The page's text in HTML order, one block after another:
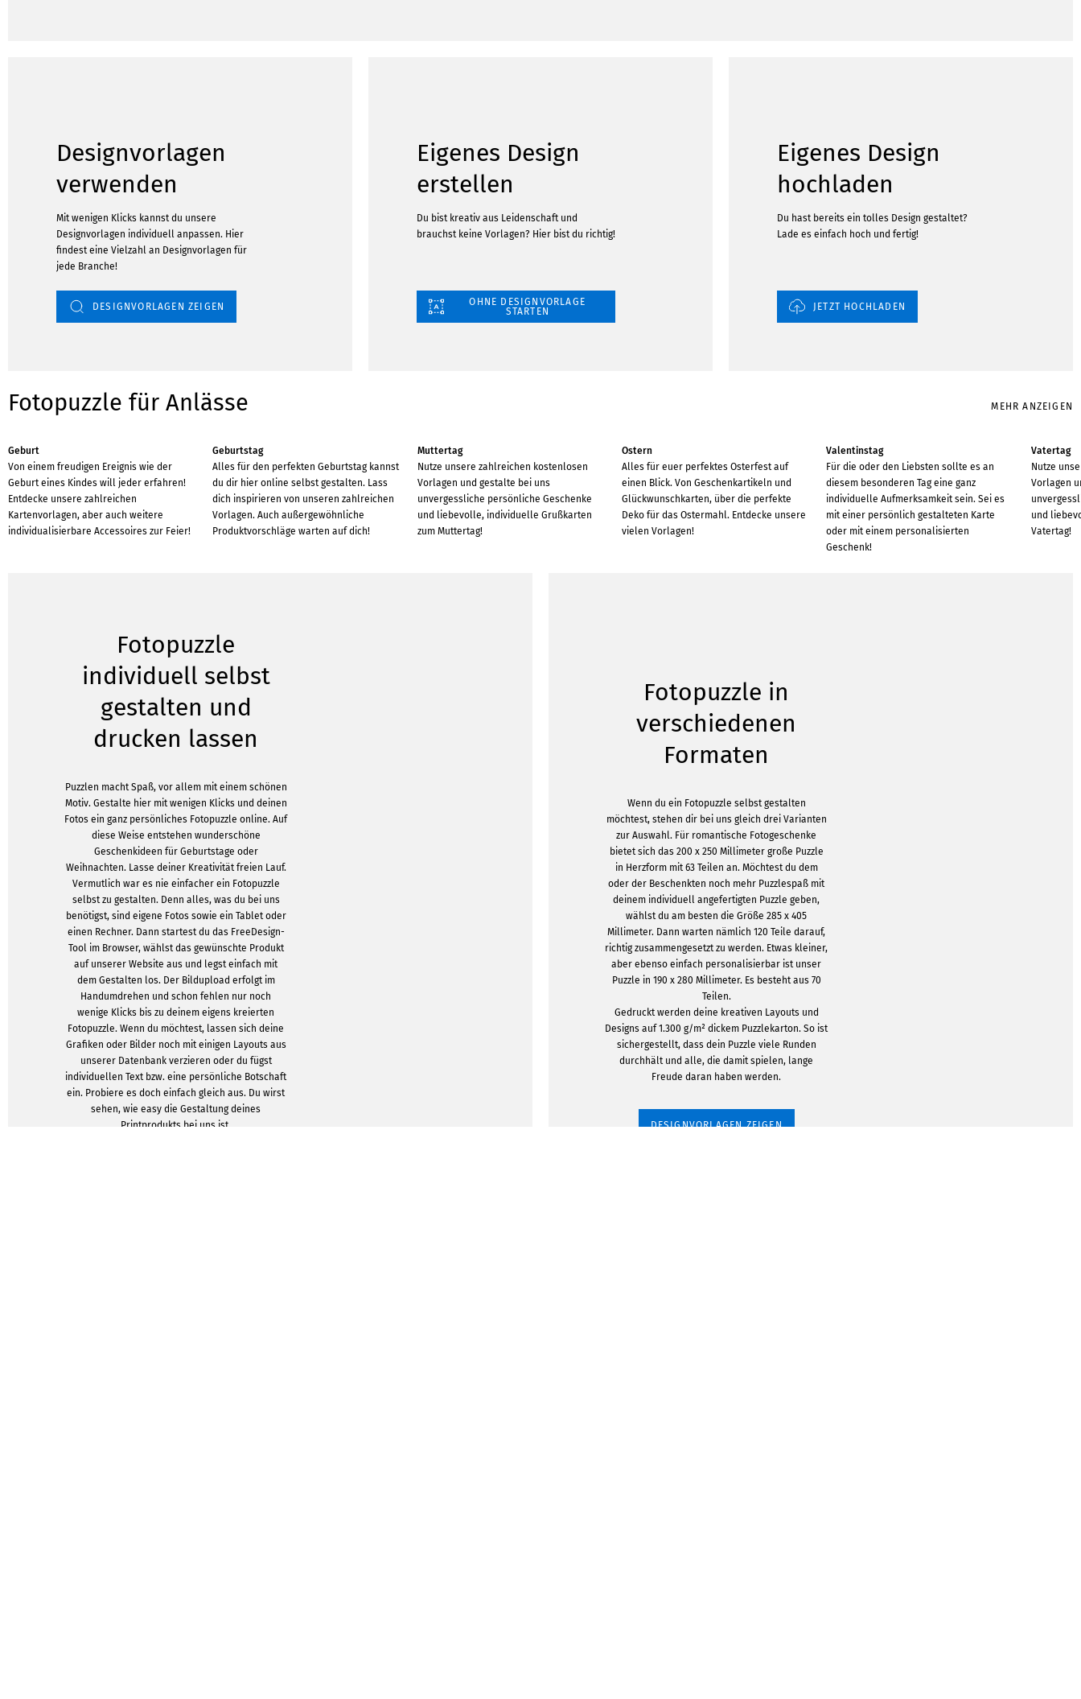
Designvorlagen
verwenden
Mit wenigen Klicks kannst du unsere
Designvorlagen individuell anpassen. Hier
findest eine Vielzahl an Designvorlagen für
jede Branche!
DESIGNVORLAGEN ZEIGEN
Eigenes Design
erstellen
Du bist kreativ aus Leidenschaft und
brauchst keine Vorlagen? Hier bist du richtig!
OHNE DESIGNVORLAGE
STARTEN
Eigenes Design
hochladen
Du hast bereits ein tolles Design gestaltet?
Lade es einfach hoch und fertig!
JETZT HOCHLADEN
Fotopuzzle für Anlässe MEHR ANZEIGEN
Geburt
Von einem freudigen Ereignis wie der
Geburt eines Kindes will jeder erfahren!
Entdecke unsere zahlreichen
Kartenvorlagen, aber auch weitere
individualisierbare Accessoires zur Feier!
Geburtstag
Alles für den perfekten Geburtstag kannst
du dir hier online selbst gestalten. Lass
dich inspirieren von unseren zahlreichen
Vorlagen. Auch außergewöhnliche
Produktvorschläge warten auf dich!
Muttertag
Nutze unsere zahlreichen kostenlosen
Vorlagen und gestalte bei uns
unvergessliche persönliche Geschenke
und liebevolle, individuelle Grußkarten
zum Muttertag!
Ostern
Alles für euer perfektes Osterfest auf
einen Blick. Von Geschenkartikeln und
Glückwunschkarten, über die perfekte
Deko für das Ostermahl. Entdecke unsere
vielen Vorlagen!
Valentinstag
Für die oder den Liebsten sollte es an
diesem besonderen Tag eine ganz
individuelle Aufmerksamkeit sein. Sei es
mit einer persönlich gestalteten Karte
oder mit einem personalisierten
Geschenk!
Vatertag
Nutze
Vorlagen
und
Vatertag!
Fotopuzzle
individuell selbst
gestalten und
drucken lassen
Puzzlen macht Spaß, vor allem mit einem schönen
Motiv. Gestalte hier mit wenigen Klicks und deinen
Fotos ein ganz persönliches Fotopuzzle online. Auf
diese Weise entstehen wunderschöne
Geschenkideen für Geburtstage oder
Weihnachten. Lasse deiner Kreativität freien Lauf.
Vermutlich war es nie einfacher ein Fotopuzzle
selbst zu gestalten. Denn alles, was du bei uns
benötigst, sind eigene Fotos sowie ein Tablet oder
einen Rechner. Dann startest du das FreeDesign-
Tool im Browser, wählst das gewünschte Produkt
auf unserer Website aus und legst einfach mit
dem Gestalten los. Der Bildupload erfolgt im
Handumdrehen und schon fehlen nur noch
wenige Klicks bis zu deinem eigens kreierten
Fotopuzzle. Wenn du möchtest, lassen sich deine
Grafiken oder Bilder noch mit einigen Layouts aus
unserer Datenbank verzieren oder du fügst
individuellen Text bzw. eine persönliche Botschaft
ein. Probiere es doch einfach gleich aus. Du wirst
sehen, wie easy die Gestaltung deines
Printprodukts bei uns ist.
Fotopuzzle in
verschiedenen
Formaten
Wenn du ein Fotopuzzle selbst gestalten
möchtest, stehen dir bei uns gleich drei Varianten
zur Auswahl. Für romantische Fotogeschenke
bietet sich das 200 x 250 Millimeter große Puzzle
in Herzform mit 63 Teilen an. Möchtest du dem
oder der Beschenkten noch mehr Puzzlespaß mit
deinem individuell angefertigten Puzzle geben,
wählst du am besten die Größe 285 x 405
Millimeter. Dann warten nämlich 120 Teile darauf,
richtig zusammengesetzt zu werden. Etwas kleiner,
aber ebenso einfach personalisierbar ist unser
Puzzle in 190 x 280 Millimeter. Es besteht aus 70
Teilen.
Gedruckt werden deine kreativen Layouts und
Designs auf 1.300 g/m² dickem Puzzlekarton. So ist
sichergestellt, dass dein Puzzle viele Runden
durchhält und alle, die damit spielen, lange
Freude daran haben werden.
DESIGNVORLAGEN ZEIGEN